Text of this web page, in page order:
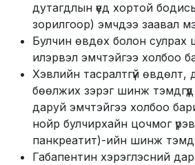
дутагдлын үед хортой
зорилгоор) эмчдээ заавал
Булчин өвдөх болон
илэрвэл эмчтэйгээ холбоо
Хэвлийн тасралтгүй өвдөлт,
бөөлжих зэрэг шинж
даруй эмчтэйгээ холбоо
нойр булчирхайн цочмог
панкреатит)-ийн шинж
Габапентин хэрэглэсний